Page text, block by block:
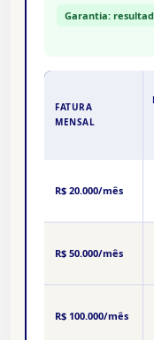
Garantia:
FATURA
MENSAL
R$ 20.000/mês
R$ 50.000/mês
R$ 100.000/mês